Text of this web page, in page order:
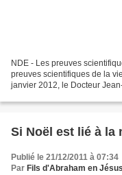
NDE - Les preuves
preuves scientifiques de la
janvier 2012, le Docteur
Si Noël est lié à la
Publié le 21/12/2011 à 07:34
Par Fils d'Abraham en